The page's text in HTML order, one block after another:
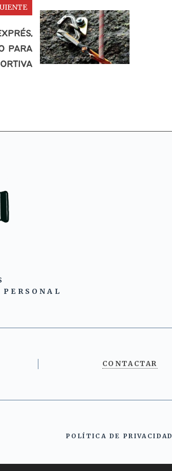
para
CONTACTAR
POLÍTICA DE PRIVACIDAD